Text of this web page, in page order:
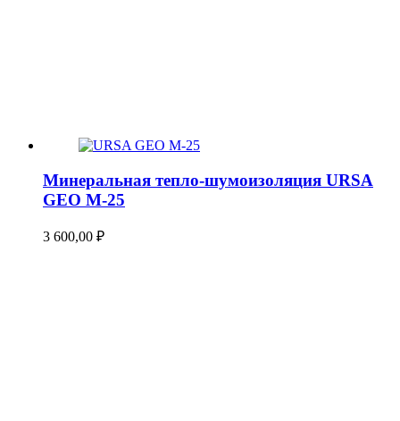
Минеральная тепло-шумоизоляция URSA
GEO М-25
3 600,00 ₽